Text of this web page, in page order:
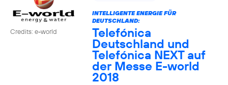
Credits: e-world
INTELLIGENTE ENERGIE FÜR
DEUTSCHLAND:
Telefónica
Deutschland und
Telefónica NEXT auf
der Messe E-world
2018